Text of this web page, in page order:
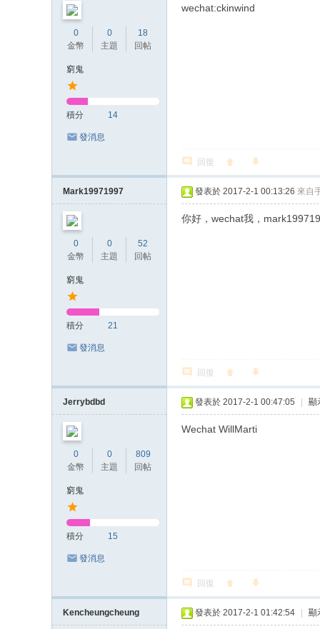
0
金幣
0
主題
18
回帖
窮鬼
積分 14
發消息
wechat:ckinwind
回復
Mark19971997
0
金幣
0
主題
52
回帖
窮鬼
積分 21
發消息
發表於 2017-2-1 00:13:26 來自
你好，wechat我，
回復
Jerrybdbd
0
金幣
0
主題
809
回帖
窮鬼
積分 15
發消息
發表於 2017-2-1 00:47:05 顯
Wechat WillMarti
回復
Kencheungcheung 發表於 2017-2-1 01:42:54 顯